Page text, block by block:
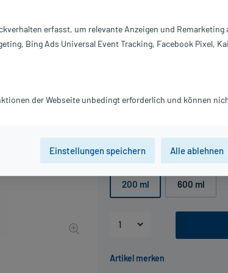
8,87 € UVP 9,99 €
Packungseinheit
200 ml 600 ml
PZN:
Hersteller:
erfasst, um relevante Anzeigen und Remarketing
Bing Ads Universal Event Tracking, Facebook Pixel,
der Webseite unbedingt erforderlich und können
Einstellungen speichern Alle ablehnen